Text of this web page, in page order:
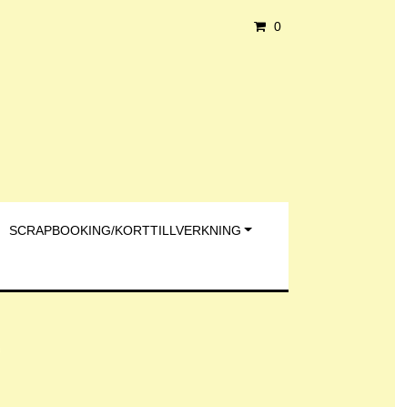
0
SCRAPBOOKING/KORTTILLVERKNING